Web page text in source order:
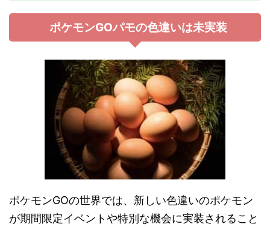
ポケモンGOパモの色違いは未実装
ポケモンGOの世界では、新しい色違いのポケモン
が期間限定イベントや特別な機会に実装されること